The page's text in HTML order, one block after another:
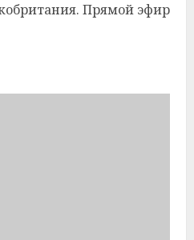
Прямой эфир